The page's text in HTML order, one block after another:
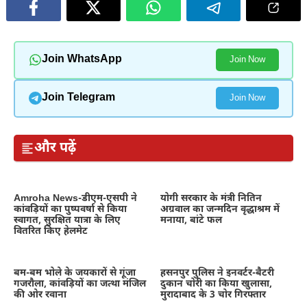
Join WhatsApp Join Now
Join Telegram Join Now
और पढ़ें
Amroha News-डीएम-एसपी ने
कांवड़ियों का पुष्पवर्षा से किया
स्वागत, सुरक्षित यात्रा के लिए
वितरित किए हेलमेट
योगी सरकार के मंत्री नितिन
अग्रवाल का जन्मदिन वृद्धाश्रम में
मनाया, बांटे फल
बम-बम भोले के जयकारों से गूंजा
गजरौला, कांवड़ियों का जत्था मंजिल
की ओर रवाना
हसनपुर पुलिस ने इनवर्टर-बैटरी
दुकान चोरी का किया खुलासा,
मुरादाबाद के 3 चोर गिरफ्तार